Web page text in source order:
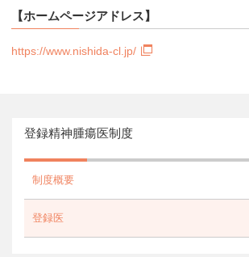
【ホームページアドレス】
https://www.nishida-cl.jp/
登録精神腫瘍医制度
制度概要
登録医